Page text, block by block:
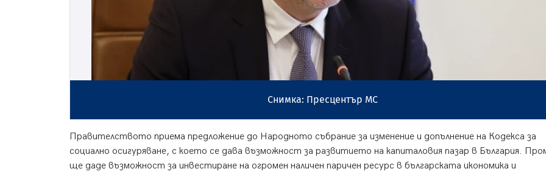
Снимка: Пресцентър МС
Правителството приема предложение до Народното събрание за изменение и допълнение на Кодекса за
социално осигуряване, с което се дава възможност за развитието на капиталовия пазар в България.
ще даде възможност за инвестиране на огромен наличен паричен ресурс в българската икономика и